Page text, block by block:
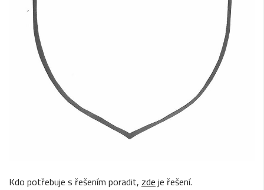
Kdo potřebuje s řešením poradit, zde je řešení.